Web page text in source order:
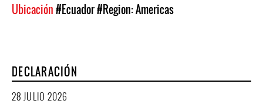
Ubicación#Ecuador#Region: Americas
DECLARACIÓN
28 JULIO 2026